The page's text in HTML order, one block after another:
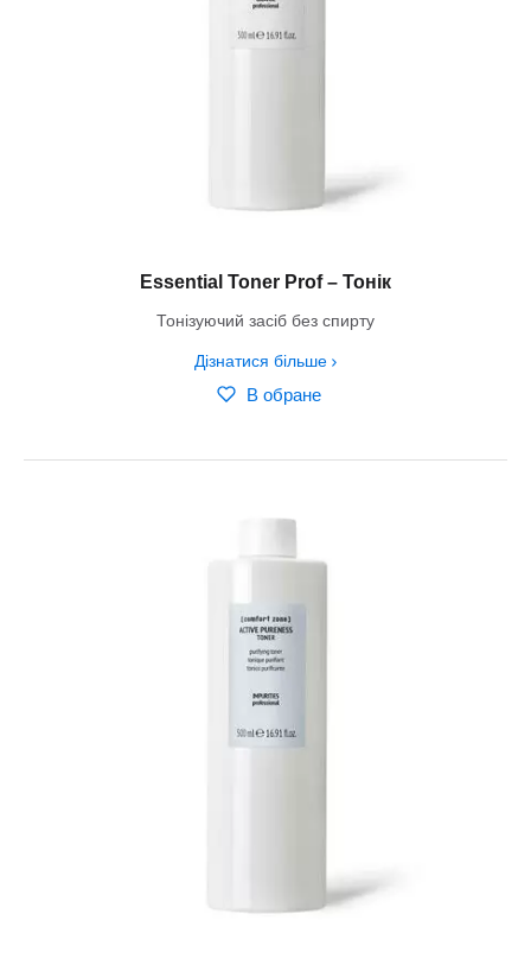
Essential Toner Prof – Тонік
Тонізуючий засіб без спирту
Дізнатися більше
В обране